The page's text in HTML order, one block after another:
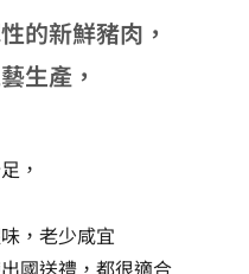
。
的新鮮豬肉，
生產，
，
，老少咸宜